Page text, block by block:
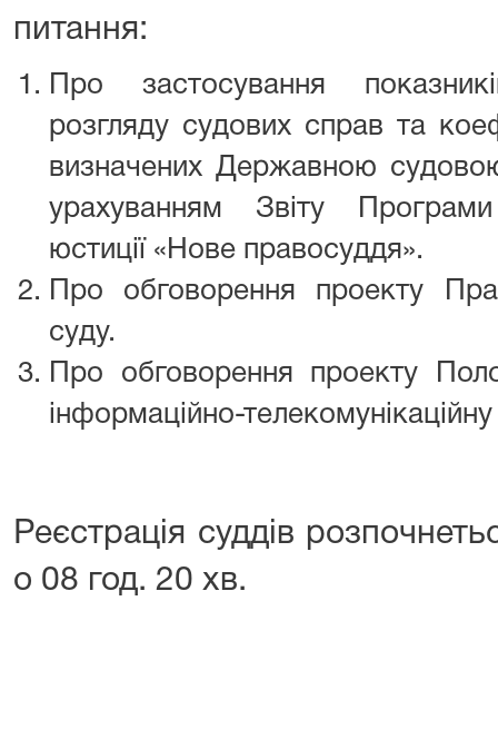
питання:
Про застосування
розгляду судових справ та
визначених Державною
урахуванням Звіту
юстиції «Нове правосуддя».
Про обговорення проекту
суду.
Про обговорення проекту
інформаційно-
Реєстрація суддів
о 08 год. 20 хв.